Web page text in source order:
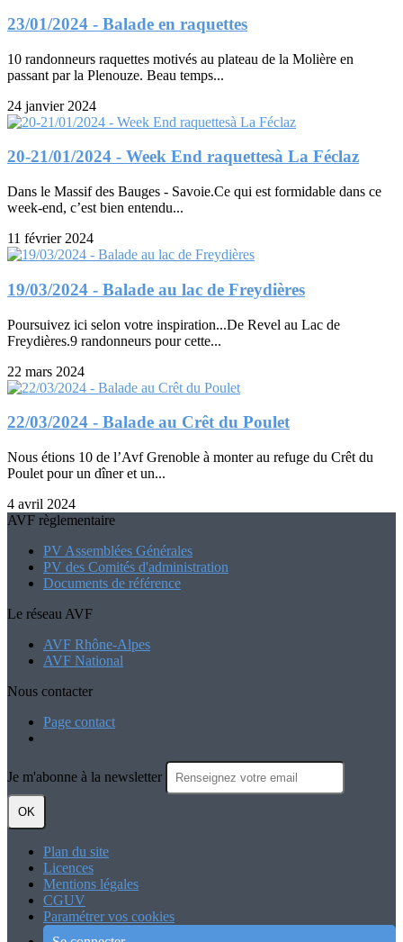
23/01/2024 - Balade en raquettes
10 randonneurs raquettes motivés au plateau de la Molière en
passant par la Plenouze. Beau temps...
24 janvier 2024
20-21/01/2024 - Week End raquettesà La Féclaz
Dans le Massif des Bauges - Savoie.Ce qui est formidable dans ce
week-end, c’est bien entendu...
11 février 2024
19/03/2024 - Balade au lac de Freydières
Poursuivez ici selon votre inspiration...De Revel au Lac de
Freydières.9 randonneurs pour cette...
22 mars 2024
22/03/2024 - Balade au Crêt du Poulet
Nous étions 10 de l’Avf Grenoble à monter au refuge du Crêt du
Poulet pour un dîner et un...
4 avril 2024
AVF règlementaire
PV Assemblées Générales
PV des Comités d'administration
Documents de référence
Le réseau AVF
AVF Rhône-Alpes
AVF National
Nous contacter
Page contact
Je m'abonne à la newsletter
OK
Plan du site
Licences
Mentions légales
CGUV
Paramétrer vos cookies